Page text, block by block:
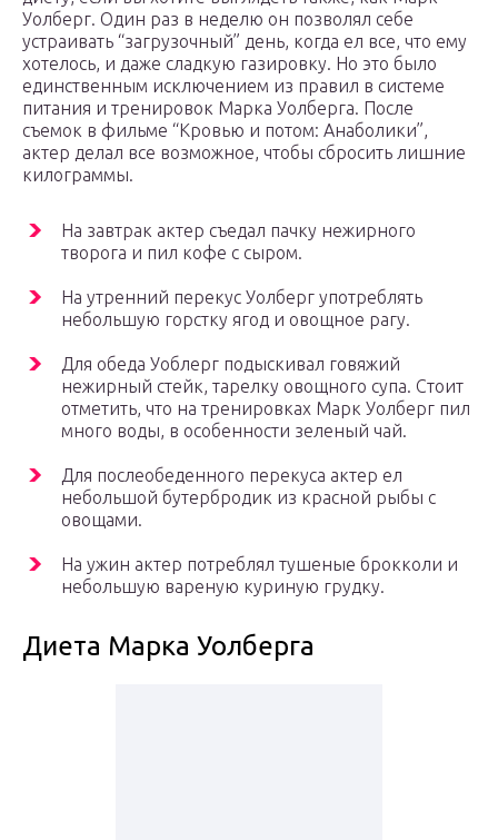
Уолберг. Один раз в неделю он позволял себе
устраивать “загрузочный” день, когда ел все, что ему
хотелось, и даже сладкую газировку. Но это было
единственным исключением из правил в системе
питания и тренировок Марка Уолберга. После
съемок в фильме “Кровью и потом: Анаболики”,
актер делал все возможное, чтобы сбросить лишние
килограммы.
На завтрак актер съедал пачку нежирного
творога и пил кофе с сыром.
На утренний перекус Уолберг употреблять
небольшую горстку ягод и овощное рагу.
Для обеда Уоблерг подыскивал говяжий
нежирный стейк, тарелку овощного супа. Стоит
отметить, что на тренировках Марк Уолберг пил
много воды, в особенности зеленый чай.
Для послеобеденного перекуса актер ел
небольшой бутербродик из красной рыбы с
овощами.
На ужин актер потреблял тушеные брокколи и
небольшую вареную куриную грудку.
Диета Марка Уолберга